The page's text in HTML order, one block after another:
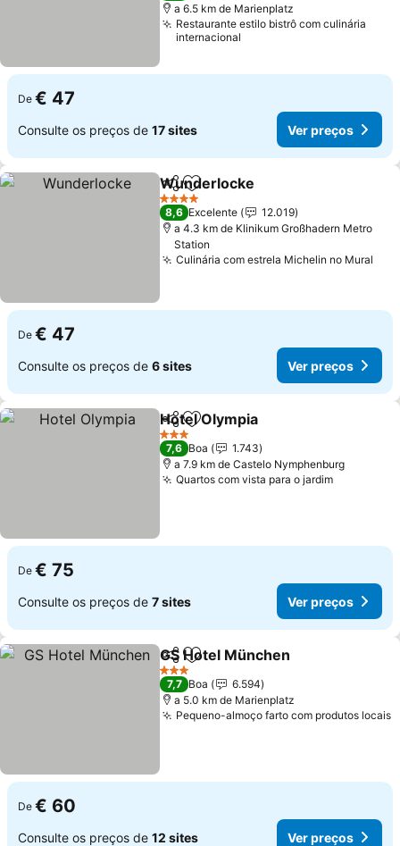
a 6.5 km de Marienplatz
Restaurante estilo bistrô com culinária
internacional
De € 47
Consulte os preços de 17 sites Ver preços
PartilharAdicionar aos favoritos
Wunderlocke
4 Estrelas
8,6 Excelente
12.019
a 4.3 km de Klinikum Großhadern Metro
Station
Culinária com estrela Michelin no Mural
De € 47
Consulte os preços de 6 sites Ver preços
PartilharAdicionar aos favoritos
Hotel Olympia
3 Estrelas
7,6 Boa
1.743
a 7.9 km de Castelo Nymphenburg
Quartos com vista para o jardimVer
De € 75
Consulte os preços de 7 sites Ver preços
PartilharAdicionar aos favoritos
GS Hotel München
3 Estrelas
7,7 Boa
6.594
a 5.0 km de Marienplatz
Pequeno-almoço farto com produtos locais
De € 60
Consulte os preços de 12 sites Ver preços